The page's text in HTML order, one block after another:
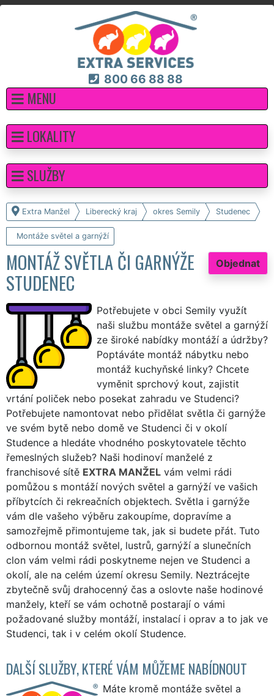
800 66 88 88
MENU
Extra Manžel Liberecký kraj okres Semily Studenec
Montáže světel a garnýží
Objednat
MONTÁŽ SVĚTLA ČI GARNÝŽE
STUDENEC
Potřebujete v obci Semily využít
naši službu montáže světel a garnýží
ze široké nabídky montáží a údržby?
Poptáváte montáž nábytku nebo
montáž kuchyňské linky? Chcete
vyměnit sprchový kout, zajistit
vrtání poliček nebo posekat zahradu ve Studenci?
Potřebujete namontovat nebo přidělat světla či garnýže
ve svém bytě nebo domě ve Studenci či v okolí
Studence a hledáte vhodného poskytovatele těchto
řemeslných služeb? Naši hodinoví manželé z
franchisové sítě EXTRA MANŽEL vám velmi rádi
pomůžou s montáží nových světel a garnýží ve vašich
příbytcích či rekreačních objektech. Světla i garnýže
vám dle vašeho výběru zakoupíme, dopravíme a
samozřejmě přimontujeme tak, jak si budete přát. Tuto
odbornou montáž světel, lustrů, garnýží a slunečních
clon vám velmi rádi poskytneme nejen ve Studenci a
okolí, ale na celém území okresu Semily. Neztrácejte
zbytečně svůj drahocenný čas a oslovte naše hodinové
manžely, kteří se vám ochotně postarají o vámi
požadované služby montáží, instalací i oprav a to jak ve
Studenci, tak i v celém okolí Studence.
DALŠÍ SLUŽBY, KTERÉ VÁM MŮŽEME NABÍDNOUT
Máte kromě montáže světel a
LOKALITY
SLUŽBY